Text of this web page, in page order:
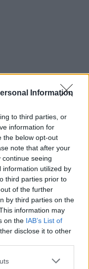
Information
to third parties, or
information for
the below opt-out
note that after your
seeing
information utilized by
third parties prior to
of the further
by third parties on the
information may
on the IAB’s List of
disclose it to other